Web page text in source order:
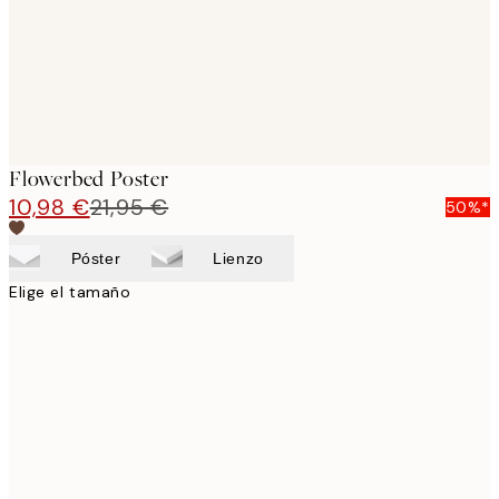
Flowerbed Poster
10,98 €21,95 € 50%*
Póster Lienzo
Elige el tamaño